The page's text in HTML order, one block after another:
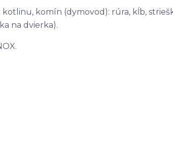
kotlinu, komín (dymovod): rúra, kĺb,
na dvierka).